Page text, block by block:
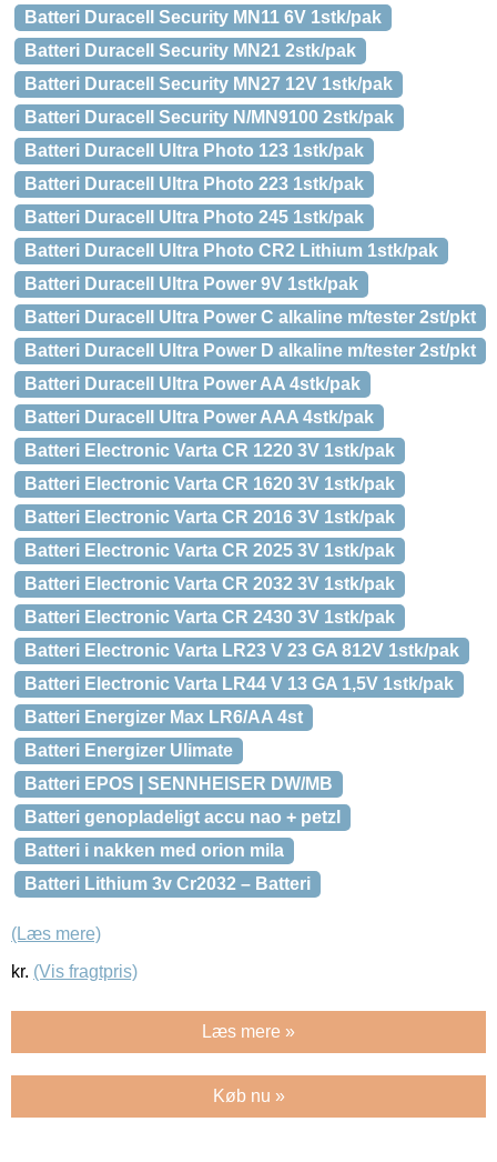
Batteri Duracell Security MN11 6V 1stk/pak
Batteri Duracell Security MN21 2stk/pak
Batteri Duracell Security MN27 12V 1stk/pak
Batteri Duracell Security N/MN9100 2stk/pak
Batteri Duracell Ultra Photo 123 1stk/pak
Batteri Duracell Ultra Photo 223 1stk/pak
Batteri Duracell Ultra Photo 245 1stk/pak
Batteri Duracell Ultra Photo CR2 Lithium 1stk/pak
Batteri Duracell Ultra Power 9V 1stk/pak
Batteri Duracell Ultra Power C alkaline m/tester 2st/pkt
Batteri Duracell Ultra Power D alkaline m/tester 2st/pkt
Batteri Duracell Ultra Power AA 4stk/pak
Batteri Duracell Ultra Power AAA 4stk/pak
Batteri Electronic Varta CR 1220 3V 1stk/pak
Batteri Electronic Varta CR 1620 3V 1stk/pak
Batteri Electronic Varta CR 2016 3V 1stk/pak
Batteri Electronic Varta CR 2025 3V 1stk/pak
Batteri Electronic Varta CR 2032 3V 1stk/pak
Batteri Electronic Varta CR 2430 3V 1stk/pak
Batteri Electronic Varta LR23 V 23 GA 812V 1stk/pak
Batteri Electronic Varta LR44 V 13 GA 1,5V 1stk/pak
Batteri Energizer Max LR6/AA 4st
Batteri Energizer Ulimate
Batteri EPOS | SENNHEISER DW/MB
Batteri genopladeligt accu nao + petzl
Batteri i nakken med orion mila
Batteri Lithium 3v Cr2032 – Batteri
(Læs mere)
kr. (Vis fragtpris)
Læs mere »
Køb nu »